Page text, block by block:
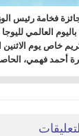
فخامة رئيس